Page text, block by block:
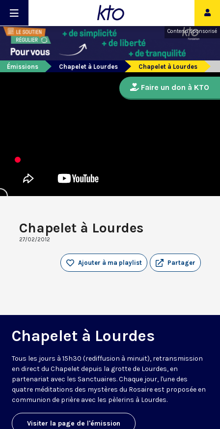
Contenu sponsorisé
Émissions Chapelet à Lourdes Chapelet à Lourdes
Chapelet à Lourdes
27/02/2012
Partager
Ajouter à ma playlist
Chapelet à Lourdes
Tous les jours à 15h30 (rediffusion à minuit), retransmission
en direct du Chapelet depuis la grotte de Lourdes, en
partenariat avec les Sanctuaires. Chaque jour, l'une des
quatre méditations des mystères du Rosaire est proposée en
communion de prière avec les pèlerins à Lourdes.
Visiter la page de l'émission
Faire un don à KTO